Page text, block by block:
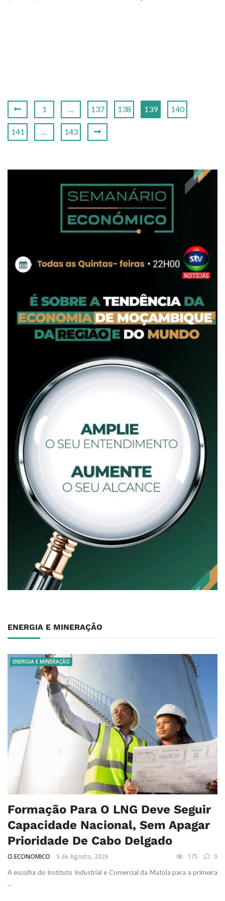
1 … 137 138 139 140
141 … 143
ENERGIA E MINERAÇÃO
ENERGIA E MINERAÇÃO
Formação Para O LNG Deve Seguir
Capacidade Nacional, Sem Apagar
Prioridade De Cabo Delgado
O.ECONOMICO 5 de Agosto, 2026 175 0
A escolha do Instituto Industrial e Comercial da Matola para a primeira
...